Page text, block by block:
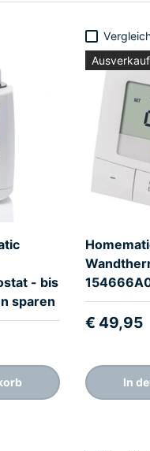
- bis
sparen
€ 49,95
In